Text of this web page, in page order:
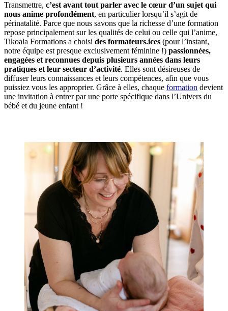
Transmettre, c’est avant tout parler avec le cœur d’un sujet qui
nous anime profondément, en particulier lorsqu’il s’agit de
périnatalité. Parce que nous savons que la richesse d’une formation
repose principalement sur les qualités de celui ou celle qui l’anime,
Tikoala Formations a choisi des formateurs.ices (pour l’instant,
notre équipe est presque exclusivement féminine !) passionnées,
engagées et reconnues depuis plusieurs années dans leurs
pratiques et leur secteur d’activité. Elles sont désireuses de
diffuser leurs connaissances et leurs compétences, afin que vous
puissiez vous les approprier. Grâce à elles, chaque formation devient
une invitation à entrer par une porte spécifique dans l’Univers du
bébé et du jeune enfant !